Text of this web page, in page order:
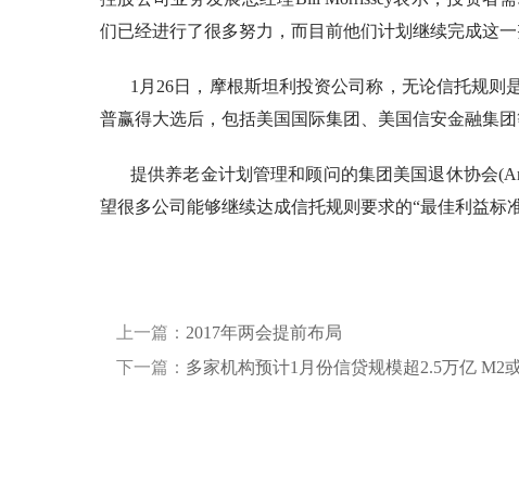
们已经进行了很多努力，而目前他们计划继续完成这一
1月26日，摩根斯坦利投资公司称，无论信托规
普赢得大选后，包括美国国际集团、美国信安金融集
提供养老金计划管理和顾问的集团美国退休协会
望很多公司能够继续达成信托规则要求的“最佳利益标准
上一篇： 2017年两会提前布局
下一篇： 多家机构预计1月份信贷规模超2.5万亿 M2